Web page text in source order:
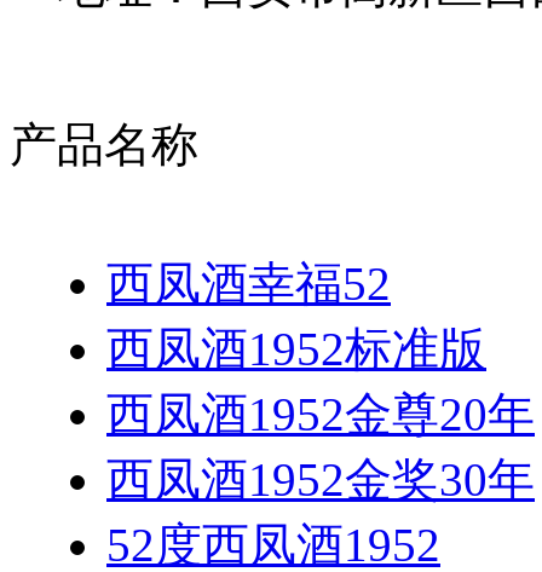
产品名称
西凤酒幸福52
西凤酒1952标准版
西凤酒1952金尊20年
西凤酒1952金奖30年
52度西凤酒1952